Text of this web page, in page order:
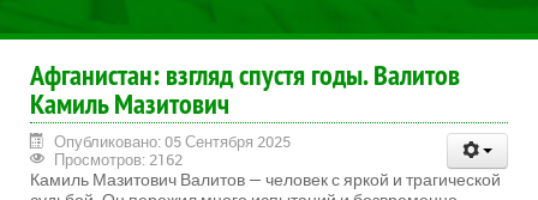
Афганистан: взгляд спустя годы. Валитов
Камиль Мазитович
Опубликовано: 05 Сентября 2025
Просмотров: 2162
Камиль Мазитович Валитов — человек с яркой и трагической